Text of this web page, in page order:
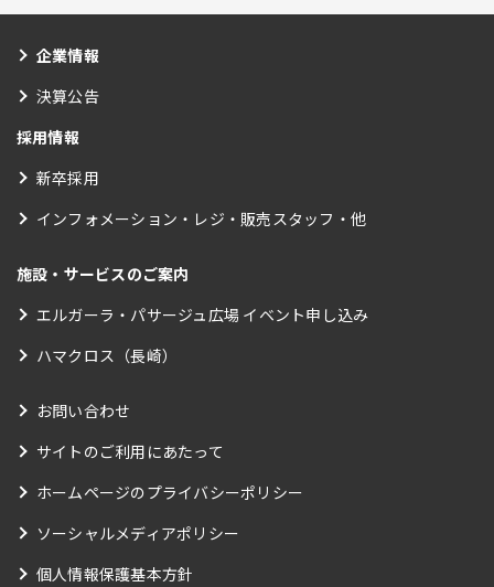
企業情報
決算公告
採用情報
新卒採用
インフォメーション・レジ・販売スタッフ・他
施設・サービスのご案内
エルガーラ・パサージュ広場 イベント申し込み
ハマクロス（長崎）
お問い合わせ
サイトのご利用にあたって
ホームページのプライバシーポリシー
ソーシャルメディアポリシー
個人情報保護基本方針